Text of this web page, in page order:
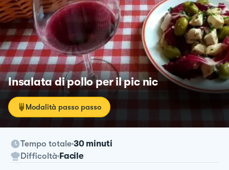
Insalata di pollo per il pic nic
Modalità passo passo
Tempo totale 30 minuti
Difficoltà Facile